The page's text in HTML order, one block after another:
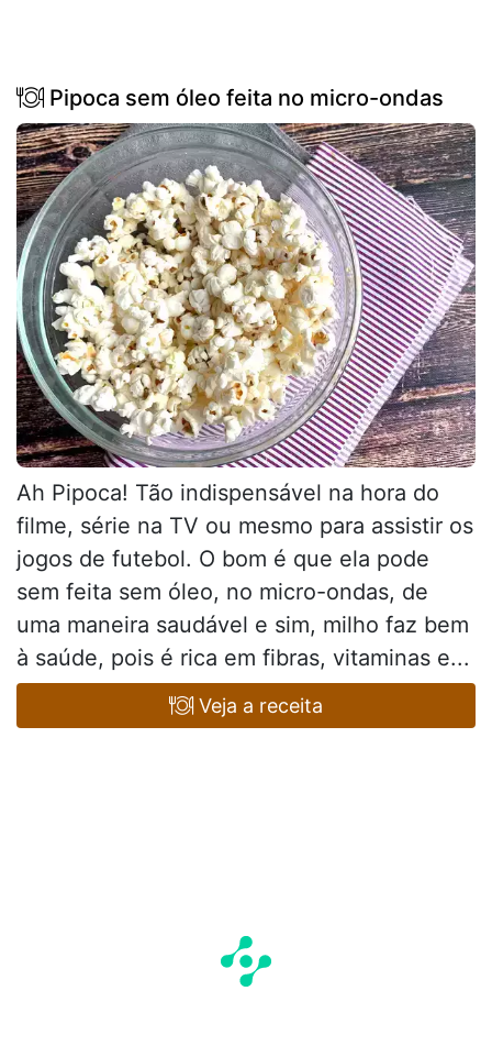
Pipoca sem óleo feita no micro-ondas
Ah Pipoca! Tão indispensável na hora do
filme, série na TV ou mesmo para assistir os
jogos de futebol. O bom é que ela pode
sem feita sem óleo, no micro-ondas, de
uma maneira saudável e sim, milho faz bem
à saúde, pois é rica em fibras, vitaminas e...
Veja a receita